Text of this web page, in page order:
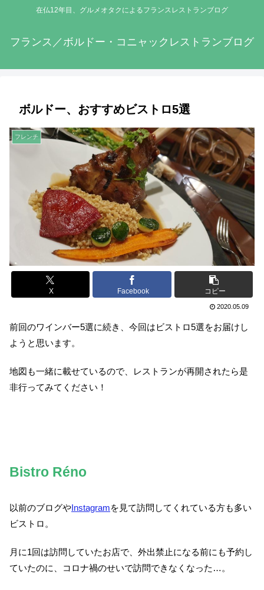
在仏12年目、グルメオタクによるフランスレストランブログ
フランス／ボルドー・コニャックレストランブログ
ボルドー、おすすめビストロ5選
フレンチ
X Facebook コピー
2020.05.09
前回のワインバー5選に続き、今回はビストロ5選をお届けし
ようと思います。
地図も一緒に載せているので、レストランが再開されたら是
非行ってみてください！
Bistro Réno
以前のブログやInstagramを見て訪問してくれている方も多い
ビストロ。
月に1回は訪問していたお店で、外出禁止になる前にも予約し
ていたのに、コロナ禍のせいで訪問できなくなった…。